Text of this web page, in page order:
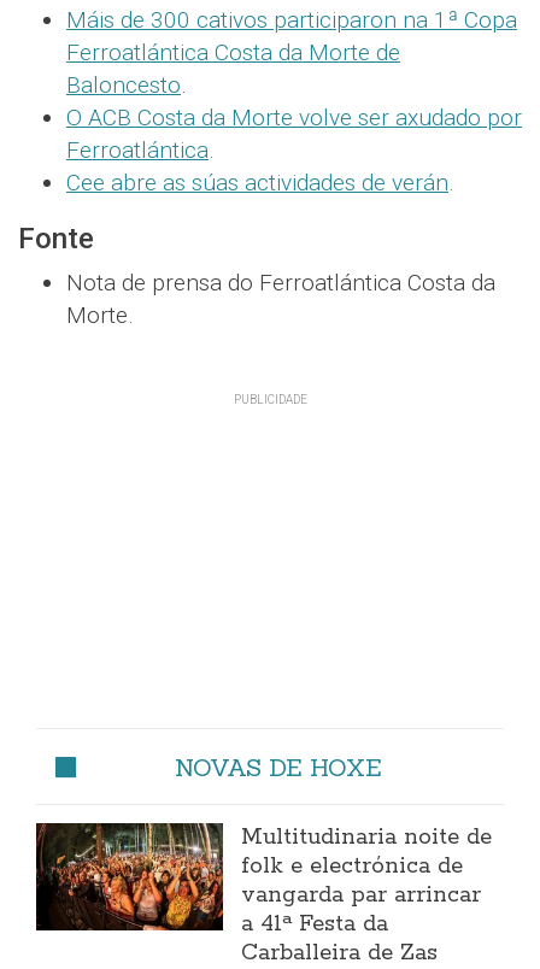
Máis de 300 cativos participaron na 1ª Copa
Ferroatlántica Costa da Morte de
Baloncesto.
O ACB Costa da Morte volve ser axudado por
Ferroatlántica.
Cee abre as súas actividades de verán.
Fonte
Nota de prensa do Ferroatlántica Costa da
Morte.
NOVAS DE HOXE
Multitudinaria noite de
folk e electrónica de
vangarda par arrincar
a 41ª Festa da
Carballeira de Zas